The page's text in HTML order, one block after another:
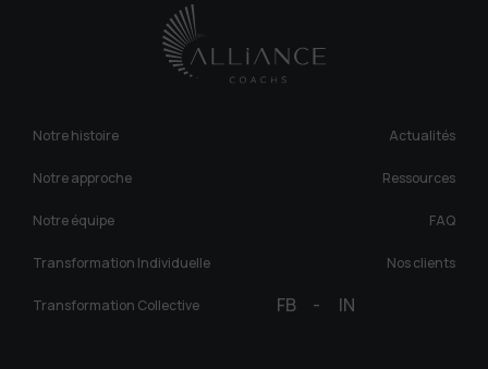
Notre histoire
Notre approche
Notre équipe
Transformation Individuelle
Transformation Collective
Actualités
Ressources
FAQ
Nos clients
FB - IN